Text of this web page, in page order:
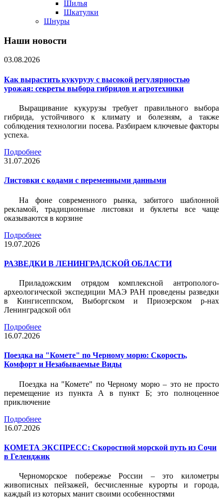
Шилья
Шкатулки
Шнуры
Наши новости
03.08.2026
Как вырастить кукурузу с высокой регулярностью
урожая: секреты выбора гибридов и агротехники
Выращивание кукурузы требует правильного выбора
гибрида, устойчивого к климату и болезням, а также
соблюдения технологии посева. Разбираем ключевые факторы
успеха.
Подробнее
31.07.2026
Листовки c кодами с переменными данными
На фоне современного рынка, забитого шаблонной
рекламой, традиционные листовки и буклеты все чаще
оказываются в корзине
Подробнее
19.07.2026
РАЗВЕДКИ В ЛЕНИНГРАДСКОЙ ОБЛАСТИ
Приладожским отрядом комплексной антрополого-
археологической экспедиции МАЭ РАН проведены разведки
в Кингисеппском, Выборгском и Приозерском р-нах
Ленинградской обл
Подробнее
16.07.2026
Поездка на "Комете" по Черному морю: Скорость,
Комфорт и Незабываемые Виды
Поездка на "Комете" по Черному морю – это не просто
перемещение из пункта А в пункт Б; это полноценное
приключение
Подробнее
16.07.2026
КОМЕТА ЭКСПРЕСС: Скоростной морской путь из Сочи
в Геленджик
Черноморское побережье России – это километры
живописных пейзажей, бесчисленные курорты и города,
каждый из которых манит своими особенностями